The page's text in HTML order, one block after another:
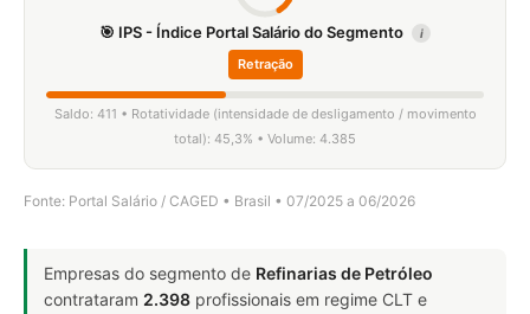
🎯 IPS - Índice Portal Salário do Segmento i
Retração
Saldo: 411 • Rotatividade (intensidade de desligamento / movimento
total): 45,3% • Volume: 4.385
Fonte: Portal Salário / CAGED • Brasil • 07/2025 a 06/2026
Empresas do segmento de Refinarias de Petróleo
contrataram 2.398 profissionais em regime CLT e